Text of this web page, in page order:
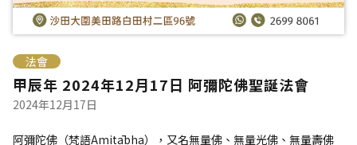
法會
甲辰年 2024年12月17日 阿彌陀佛聖誕法會
2024年12月17日
阿彌陀佛（梵語Amitābha），又名無量佛、無量光佛、無量壽佛